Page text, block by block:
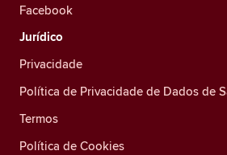
Facebook
Jurídico
Privacidade
Política de Privacidade de Dados de
Termos
Política de Cookies